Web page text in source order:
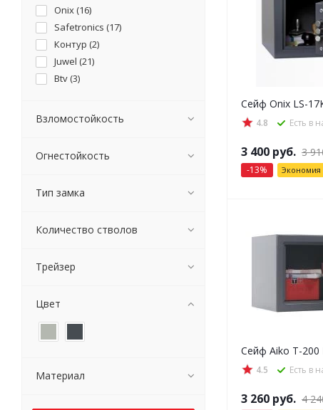
Сейф Onix LS-
4.8 Есть в
3 400 руб. 3
-13% Экономия
Сейф Aiko T-200
4.5 Есть в
3 260 руб. 4
Onix (16)
Safetronics (17)
Контур (2)
Juwel (21)
Btv (3)
Взломостойкость
Огнестойкость
Тип замка
Количество стволов
Трейзер
Цвет
Материал